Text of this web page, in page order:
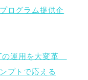
ログラム提供企
の運用を大変革
プトで応える